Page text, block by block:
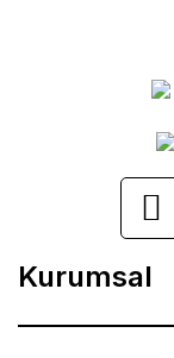
Ürün
Ürün
Ürün
Ürün fiyatı
Bu ürüne
Kurumsal